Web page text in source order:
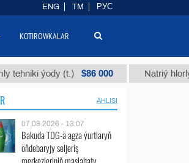
ýody (t.) $86 000 Natriý hlorly
ÄHLISI
07.08.2026 - 13:07
Bakuda TDG-ä agza ýurtlaryň
öňdebaryjy seljeriş
ENG TM РУС
KOTIROWKALAR